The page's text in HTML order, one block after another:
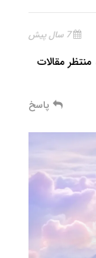
7 سال پیش
مقالات
پاسخ